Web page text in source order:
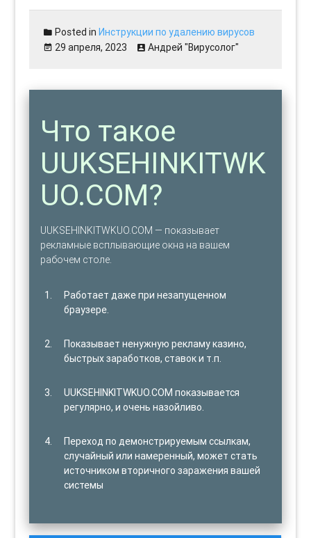
Posted inИнструкции по удалению вирусов
29 апреля, 2023
Андрей "Вирусолог"
Что такое
UUKSEHINKITWK
UO.COM?
UUKSEHINKITWKUO.COM — показывает
рекламные всплывающие окна на вашем
рабочем столе.
Работает даже при незапущенном
браузере.
Показывает ненужную рекламу казино,
быстрых заработков, ставок и т.п.
UUKSEHINKITWKUO.COM показывается
регулярно, и очень назойливо.
Переход по демонстрируемым ссылкам,
случайный или намеренный, может стать
источником вторичного заражения вашей
системы